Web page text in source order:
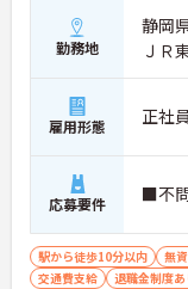
勤務地
静岡
ＪＲ
雇用形態 正社
応募要件 ■不
駅から徒歩10分以内 無
交通費支給
退職金制度あ